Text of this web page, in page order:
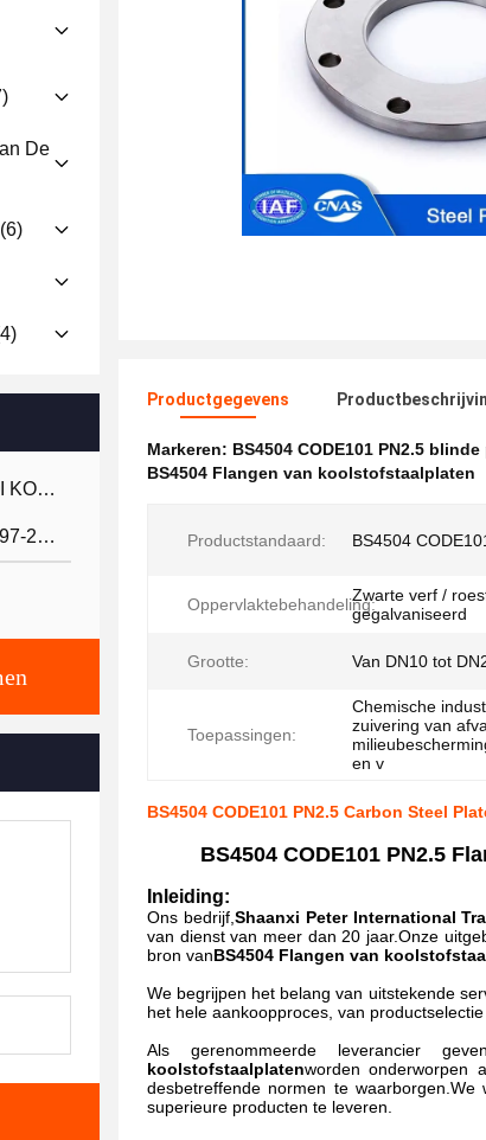
De
(6)
Mrs. LINGQI KONG
+86-156-9197-2150
Productgegevens
Markeren: BS4504 CODE101 PN2.5
BS4504 Flangen van koolstofstaalplaten
Productstandaard: BS4504
Oppervlaktebehandeling:Zwarte verf /
gegalvaniseerd
Grootte: Van DN10 tot
Toepassingen:
Chemische
zuivering van
en v
BS4504 CODE101 PN2.5 Carbon Steel
BS4504 CODE101 PN2.5
Inleiding:
Ons bedrijf, Shaanxi Peter International
van dienst van meer dan 20 jaar.Onze
bron vanBS4504 Flangen van
We begrijpen het belang van uitstekende
het hele aankoopproces, van
Als gerenommeerde leverancier
koolstofstaalplatenworden onderworpen
desbetreffende normen te
superieure producten te leveren.